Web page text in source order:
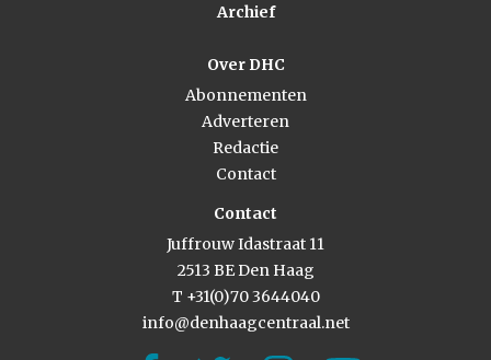
Archief
Over DHC
Abonnementen
Adverteren
Redactie
Contact
Contact
Juffrouw Idastraat 11
2513 BE Den Haag
T +31(0)70 3644040
info@denhaagcentraal.net